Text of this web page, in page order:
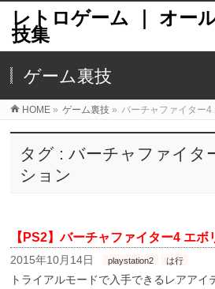
レトロゲーム ｜ オー
技集
ゲーム裏技
HOME » ゲーム裏技 » バーチャファイター4
タグ : バーチャファイタ
ション
【PS2】バーチャファイター4 エ
2015年10月14日 playstation2 は行
トライアルモードで入手できるレアア